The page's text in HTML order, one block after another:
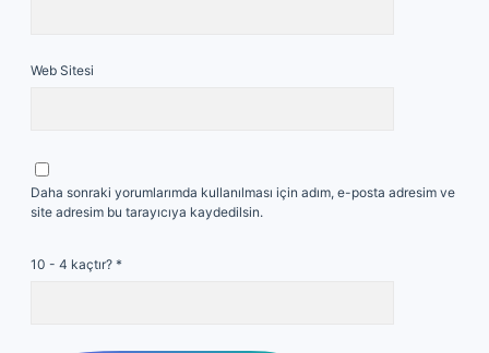
Web Sitesi
Daha sonraki yorumlarımda kullanılması için adım, e-posta adresim ve
site adresim bu tarayıcıya kaydedilsin.
10 - 4 kaçtır? *